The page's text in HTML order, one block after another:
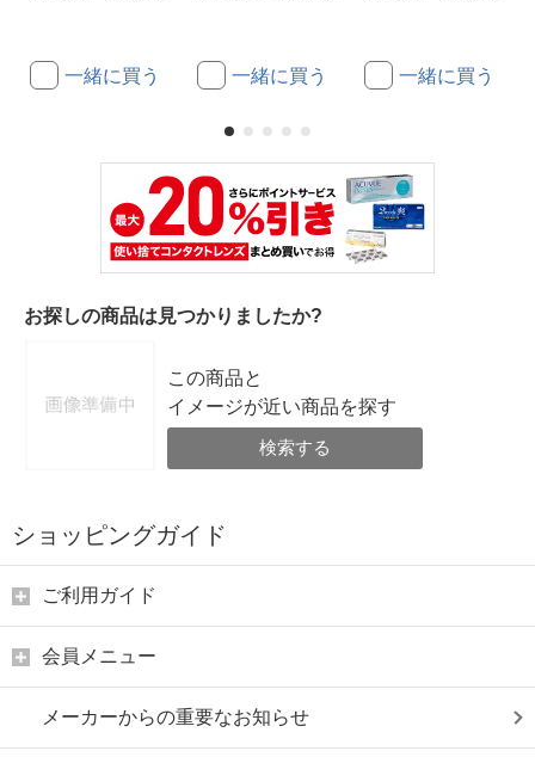
一緒に買う 一緒に買う 一緒に買う
お探しの商品は見つかりましたか?
この商品と
イメージが近い商品を探す
検索する
ショッピングガイド
ご利用ガイド
会員メニュー
メーカーからの重要なお知らせ